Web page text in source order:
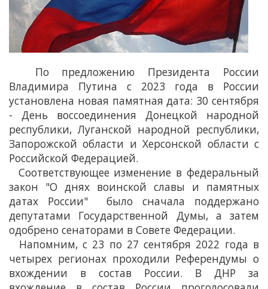
По предложению Президента России
Владимира Путина с 2023 года в России
установлена новая памятная дата: 30 сентября
- День воссоединения Донецкой народной
республики, Луганской народной республики,
Запорожской области и Херсонской области с
Российской Федерацией.
Соответствующее изменение в федеральный
закон "О днях воинской славы и памятных
датах России" было сначала поддержано
депутатами Государственной Думы, а затем
одобрено сенаторами в Совете Федерации.
Напомним, с 23 по 27 сентября 2022 года в
четырех регионах проходили Референдумы о
вхождении в состав России. В ДНР за